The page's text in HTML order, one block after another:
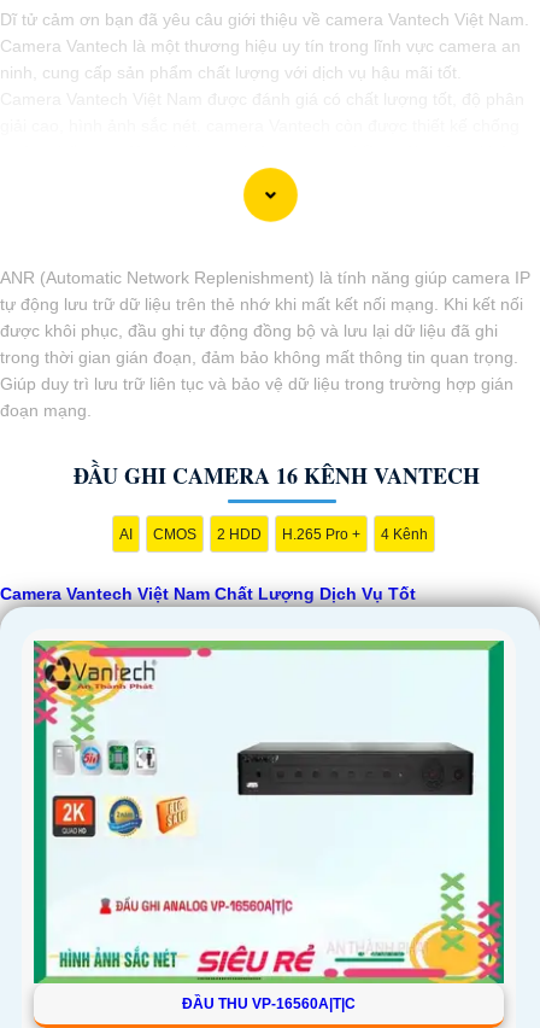
Dĩ tử cảm ơn bạn đã yêu câu giới thiệu về camera Vantech Việt Nam.
Camera Vantech là một thương hiệu uy tín trong lĩnh vực camera an
ninh, cung cấp sản phẩm chất lượng với dịch vụ hậu mãi tốt.
Với cam kết về chất lượng và dịch vụ, camera Vantech Việt Nam mang
chăng.
Nếu bạn cần thêm thông tin chi tiết về sản phẩm hay muốn tư vấn,
hãy liên hệ với đại lý phân phối chính thức của Vantech để được hỗ trợ
tốt nhất.
'
ANR (Automatic Network Replenishment) là tính năng giúp camera IP
tự động lưu trữ dữ liệu trên thẻ nhớ khi mất kết nối mạng. Khi kết nối
được khôi phục, đầu ghi tự động đồng bộ và lưu lại dữ liệu đã ghi
trong thời gian gián đoạn, đảm bảo không mất thông tin quan trọng.
Giúp duy trì lưu trữ liên tục và bảo vệ dữ liệu trong trường hợp gián
đoạn mạng.
ĐẦU GHI CAMERA 16 KÊNH VANTECH
AI CMOS 2 HDD H.265 Pro + 4 Kênh
Camera Vantech Việt Nam Chất Lượng Dịch Vụ Tốt
ĐẦU THU VP-16560A|T|C